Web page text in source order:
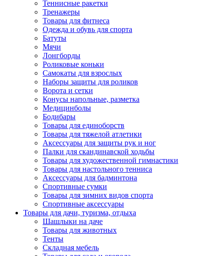
Теннисные ракетки
Тренажеры
Товары для фитнеса
Одежда и обувь для спорта
Батуты
Мячи
Лонгборды
Роликовые коньки
Самокаты для взрослых
Наборы защиты для роликов
Ворота и сетки
Конусы напольные, разметка
Медицинболы
Бодибары
Товары для единоборств
Товары для тяжелой атлетики
Аксессуары для защиты рук и ног
Палки для скандинавской ходьбы
Товары для художественной гимнастики
Товары для настольного тенниса
Аксессуары для бадминтона
Спортивные сумки
Товары для зимних видов спорта
Спортивные аксессуары
Товары для дачи, туризма, отдыха
Шашлыки на даче
Товары для животных
Тенты
Складная мебель